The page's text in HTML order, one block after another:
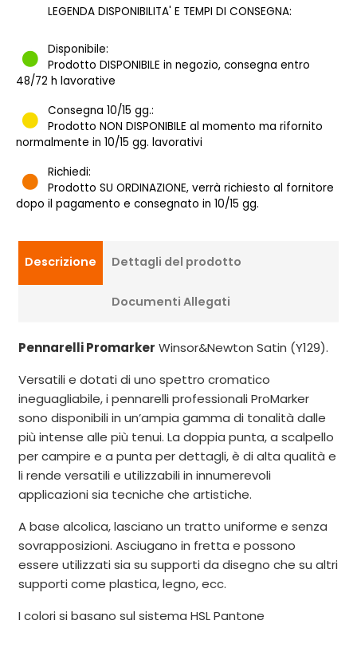
LEGENDA DISPONIBILITA' E TEMPI DI CONSEGNA:
Disponibile:
Prodotto DISPONIBILE in negozio, consegna entro
48/72 h lavorative
Consegna 10/15 gg.:
Prodotto NON DISPONIBILE al momento ma rifornito
normalmente in 10/15 gg. lavorativi
Richiedi:
Prodotto SU ORDINAZIONE, verrà richiesto al fornitore
dopo il pagamento e consegnato in 10/15 gg.
Descrizione Dettagli del prodotto
Documenti Allegati
Pennarelli Promarker Winsor&Newton Satin (Y129).
Versatili e dotati di uno spettro cromatico
ineguagliabile, i pennarelli professionali ProMarker
sono disponibili in un’ampia gamma di tonalità dalle
più intense alle più tenui. La doppia punta, a scalpello
per campire e a punta per dettagli, è di alta qualità e
li rende versatili e utilizzabili in innumerevoli
applicazioni sia tecniche che artistiche.
A base alcolica, lasciano un tratto uniforme e senza
sovrapposizioni. Asciugano in fretta e possono
essere utilizzati sia su supporti da disegno che su altri
supporti come plastica, legno, ecc.
I colori si basano sul sistema HSL Pantone